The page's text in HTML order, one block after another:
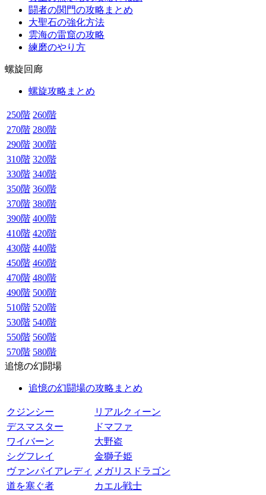
闘者の関門の攻略まとめ
大聖石の強化方法
雲海の雷窟の攻略
練磨のやり方
螺旋回廊
螺旋攻略まとめ
250階 260階
270階 280階
290階 300階
310階 320階
330階 340階
350階 360階
370階 380階
390階 400階
410階 420階
430階 440階
450階 460階
470階 480階
490階 500階
510階 520階
530階 540階
550階 560階
570階 580階
追憶の幻闘場
追憶の幻闘場の攻略まとめ
クジンシー
リアルクィーン
デスマスター
ドマファ
ワイバーン
大野盗
シグフレイ
金獅子姫
ヴァンパイアレディ
メガリスドラゴン
道を塞ぐ者
カエル戦士